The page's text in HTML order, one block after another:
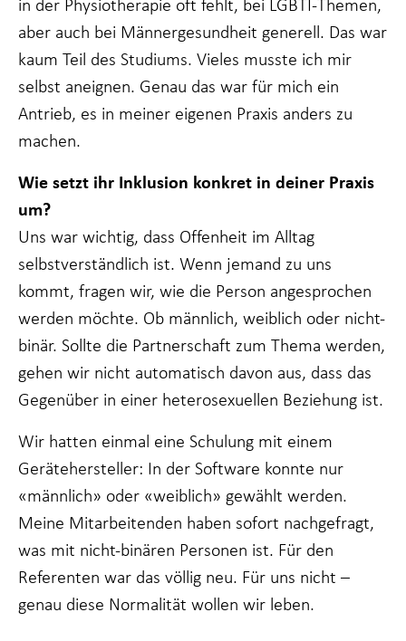
aber auch bei Männergesundheit generell. Das war
kaum Teil des Studiums. Vieles musste ich mir
selbst aneignen. Genau das war für mich ein
Antrieb, es in meiner eigenen Praxis anders zu
machen.
Wie setzt ihr Inklusion konkret in deiner Praxis
um?
Uns war wichtig, dass Offenheit im Alltag
selbstverständlich ist. Wenn jemand zu uns
kommt, fragen wir, wie die Person angesprochen
werden möchte. Ob männlich, weiblich oder nicht-
binär. Sollte die Partnerschaft zum Thema werden,
gehen wir nicht automatisch davon aus, dass das
Gegenüber in einer heterosexuellen Beziehung ist.
Wir hatten einmal eine Schulung mit einem
Gerätehersteller: In der Software konnte nur
«männlich» oder «weiblich» gewählt werden.
Meine Mitarbeitenden haben sofort nachgefragt,
was mit nicht-binären Personen ist. Für den
Referenten war das völlig neu. Für uns nicht –
genau diese Normalität wollen wir leben.
Marketing
Indem Sie Ihr
Interesse und Ihr
Verhalten beim
Besuch unserer
Website mitteilen,
Wahrscheinlichkeit,
dass Sie auf Sie
zugeschnittene
Inhalte und